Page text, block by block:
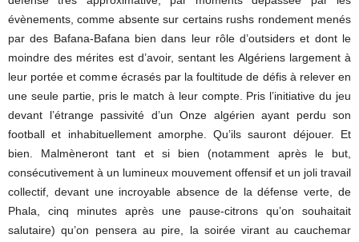
évènements, comme absente sur certains rushs rondement menés
par des Bafana-Bafana bien dans leur rôle d’outsiders et dont le
moindre des mérites est d’avoir, sentant les Algériens largement à
leur portée et comme écrasés par la foultitude de défis à relever en
une seule partie, pris le match à leur compte. Pris l’initiative du jeu
devant l’étrange passivité d’un Onze algérien ayant perdu son
football et inhabituellement amorphe. Qu’ils sauront déjouer. Et
bien. Malmèneront tant et si bien (notamment après le but,
consécutivement à un lumineux mouvement offensif et un joli travail
collectif, devant une incroyable absence de la défense verte, de
Phala, cinq minutes après une pause-citrons qu’on souhaitait
salutaire) qu’on pensera au pire, la soirée virant au cauchemar